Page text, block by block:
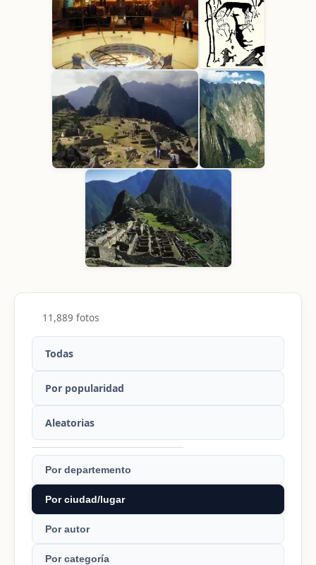
11,889 fotos
Todas
Por popularidad
Aleatorias
Por departemento
Por ciudad/lugar
Por autor
Por categoría